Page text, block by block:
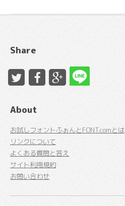
Share
About
お試しフォントふぉんとFONT.comとは
リンクについて
よくある質問と答え
サイト利用規約
お問い合わせ